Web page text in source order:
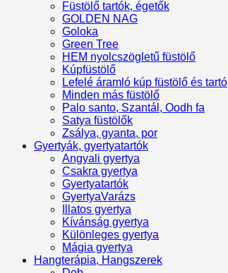
Füstölő tartók, égetők
GOLDEN NAG
Goloka
Green Tree
HEM nyolcszögletű füstölő
Kúpfüstölő
Lefelé áramló kúp füstölő és tartó
Minden más füstölő
Palo santo, Szantál, Oodh fa
Satya füstölők
Zsálya, gyanta, por
Gyertyák, gyertyatartók
Angyali gyertya
Csakra gyertya
Gyertyatartók
GyertyaVarázs
Illatos gyertya
Kívánság gyertya
Különleges gyertya
Mágia gyertya
Hangterápia, Hangszerek